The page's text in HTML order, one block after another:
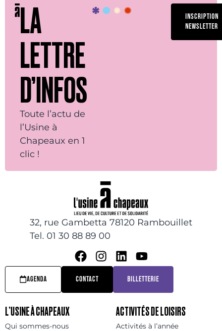
LA
LETTRE
D’INFOS
Toute l’actu de
l’Usine à
Chapeaux en 1
clic !
INSCRIPTION
NEWSLETTER
32, rue Gambetta 78120 Rambouillet
Tel. 01 30 88 89 00
AGENDA CONTACT BILLETTERIE
L’USINE À CHAPEAUX
Qui sommes-nous
ACTIVITÉS DE LOISIRS
Activités à l’année